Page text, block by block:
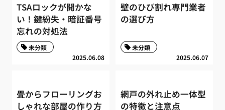
TSAロックが開かな
い！鍵紛失・暗証番号
忘れの対処法
2025.06.08
未分類
壁のひび割れ専門業者
の選び方
2025.06.07
未分類
畳からフローリングお
しゃれな部屋の作り方
網戸の外れ止め一体型
の特徴と注意点